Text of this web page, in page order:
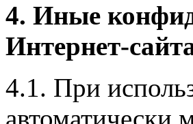
4. Иные
Интернет-
4.1. При